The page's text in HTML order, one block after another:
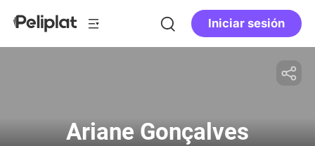
Iniciar sesión
Ariane Gonçalves